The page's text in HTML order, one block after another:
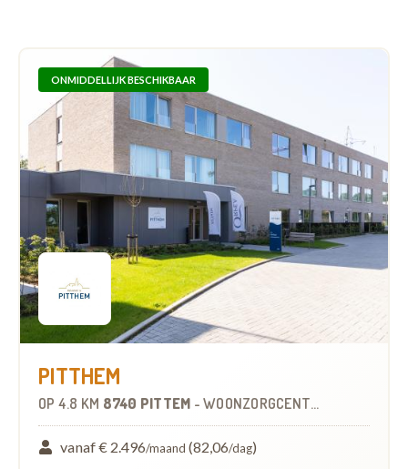
ONMIDDELLIJK BESCHIKBAAR
PITTHEM
OP 4.8 KM 8740 PITTEM - WOONZORGCENTRUM (WZC)
vanaf € 2.496/maand (82,06/dag)